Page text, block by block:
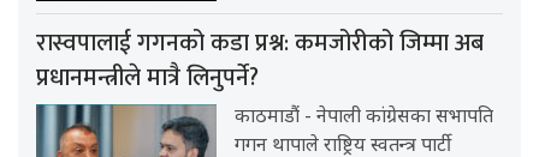
रास्वपालाई गगनको कडा प्रश्न: कमजोरीको जिम्मा अब
प्रधानमन्त्रीले मात्रै लिनुपर्ने?
काठमाडौं - नेपाली कांग्रेसका सभापति
गगन थापाले राष्ट्रिय स्वतन्त्र पार्टी